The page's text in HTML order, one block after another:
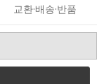
교환·배송·반품